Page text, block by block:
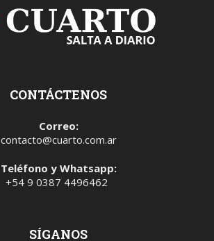
CONTÁCTENOS
Correo:
contacto@cuarto.com.ar
Teléfono y Whatsapp:
+54 9 0387 4496462
SÍGANOS